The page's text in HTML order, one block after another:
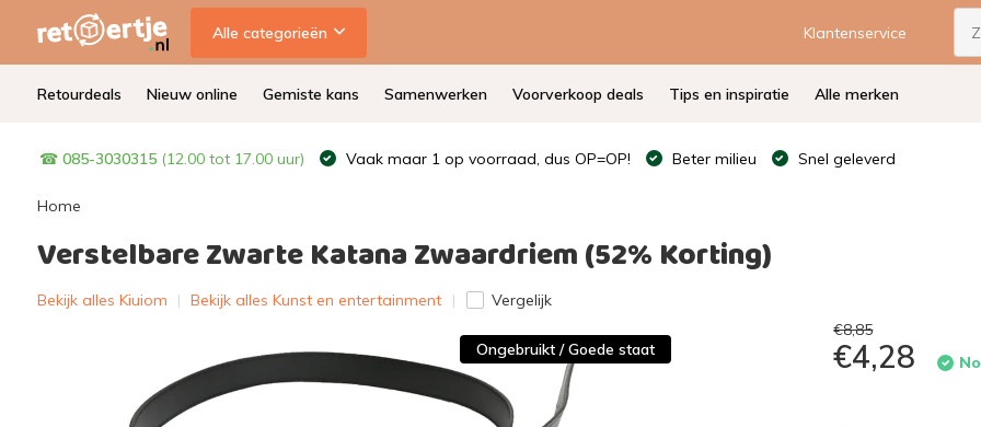
Alle categorieën Klantenservice
Retourdeals Nieuw online Gemiste kans Samenwerken Voorverkoop deals Tips en inspiratie Alle merken
☎ 085-3030315 (12.00 tot 17.00 uur) Vaak maar 1 op voorraad, dus OP=OP! Beter milieu Snel geleverd
Home
Verstelbare Zwarte Katana Zwaardriem (52% Korting)
Bekijk alles Kiuiom | Bekijk alles Kunst en entertainment Vergelijk
Ongebruikt / Goede staat
€8,85
€4,28